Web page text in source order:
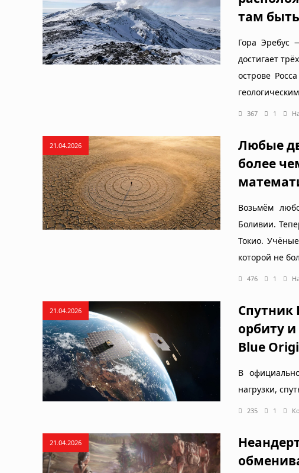
там
Гора Эребус
достигает
острове
367 1
21.04.2026
Любые
более
Возьмём
Боливии.
Токио.
которой не
476 1
21.04.2026
Спутник
орбиту и
Blue
В
нагрузки,
235 1
21.04.2026